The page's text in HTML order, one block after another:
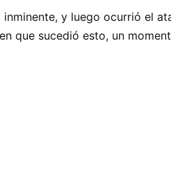
y luego ocurrió el
que sucedió esto, un